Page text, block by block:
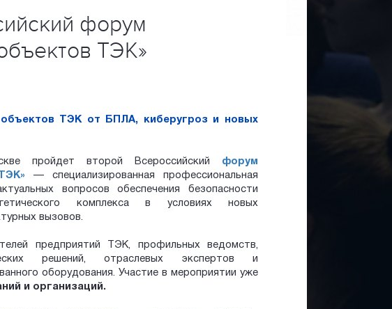
форум
ТЭК»
ТЭК от БПЛА, киберугроз и новых
пройдет второй Всероссийский форум
— специализированная профессиональная
вопросов обеспечения безопасности
комплекса в условиях новых
вызовов.
предприятий ТЭК, профильных ведомств,
решений, отраслевых экспертов и
оборудования. Участие в мероприятии уже
и организаций.